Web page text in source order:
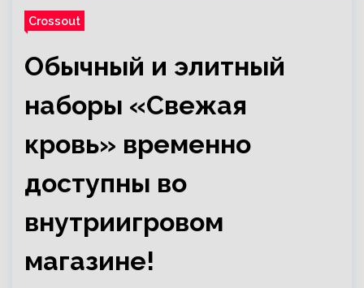
Crossout
Обычный и элитный
наборы «Свежая
кровь» временно
доступны во
внутриигровом
магазине!